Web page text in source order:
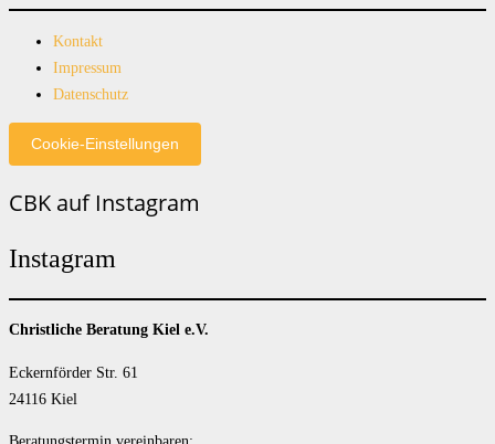
Kontakt
Impressum
Datenschutz
Cookie-Einstellungen
CBK auf Instagram
Instagram
Christliche Beratung Kiel e.V.
Eckernförder Str. 61
24116 Kiel